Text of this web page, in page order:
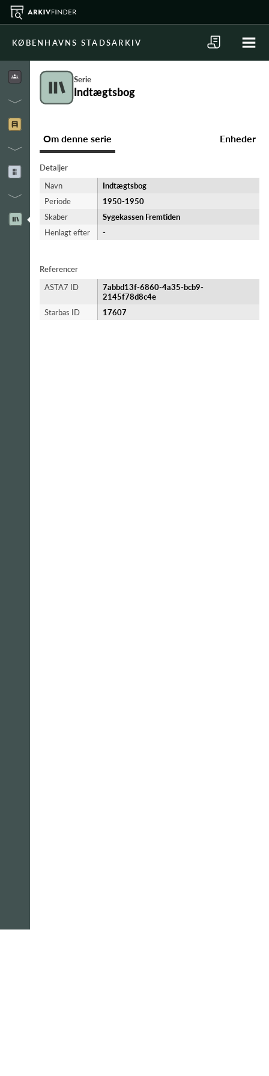
KØBENHAVNS STADSARKIV
Serie
Indtægtsbog
Om denne serie Enheder
Detaljer
Navn
Indtægtsbog
Periode
1950-​1950
Skaber
Sygekassen Fremtiden
Henlagt efter
-
Referencer
ASTA7 ID
7abbd13f-6860-4a35-bcb9-
2145f78d8c4e
Starbas ID
17607